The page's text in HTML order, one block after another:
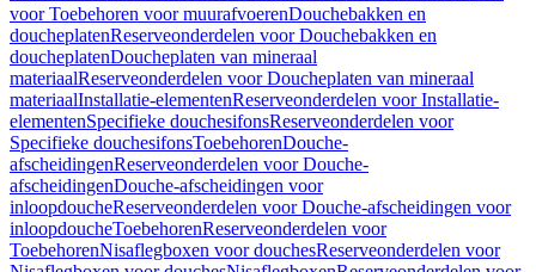
voor Toebehoren voor muurafvoerenDouchebakken en
doucheplatenReserveonderdelen voor Douchebakken en
doucheplatenDoucheplaten van mineraal
materiaalReserveonderdelen voor Doucheplaten van mineraal
materiaalInstallatie-elementenReserveonderdelen voor Installatie-
elementenSpecifieke douchesifonsReserveonderdelen voor
Specifieke douchesifonsToebehorenDouche-
afscheidingenReserveonderdelen voor Douche-
afscheidingenDouche-afscheidingen voor
inloopdoucheReserveonderdelen voor Douche-afscheidingen voor
inloopdoucheToebehorenReserveonderdelen voor
ToebehorenNisaflegboxen voor douchesReserveonderdelen voor